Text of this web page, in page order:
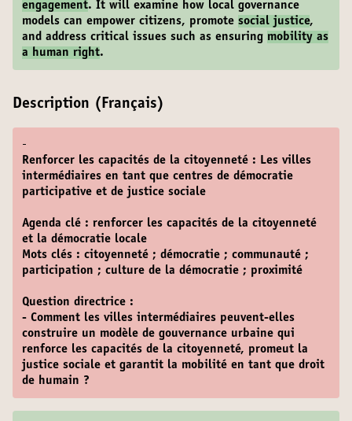
engagement. It will examine how local governance
models can empower citizens, promote social justice,
and address critical issues such as ensuring mobility as
a human right.
Description (Français)
-
Renforcer les capacités de la citoyenneté : Les villes
intermédiaires en tant que centres de démocratie
participative et de justice sociale
Agenda clé : renforcer les capacités de la citoyenneté
et la démocratie locale
Mots clés : citoyenneté ; démocratie ; communauté ;
participation ; culture de la démocratie ; proximité
Question directrice :
- Comment les villes intermédiaires peuvent-elles
construire un modèle de gouvernance urbaine qui
renforce les capacités de la citoyenneté, promeut la
justice sociale et garantit la mobilité en tant que droit
de humain ?